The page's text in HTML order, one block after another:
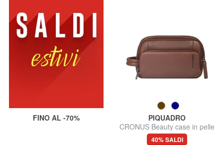
FINO AL -70%
PIQUADRO
CRONUS Beauty case in pelle
40% SALDI